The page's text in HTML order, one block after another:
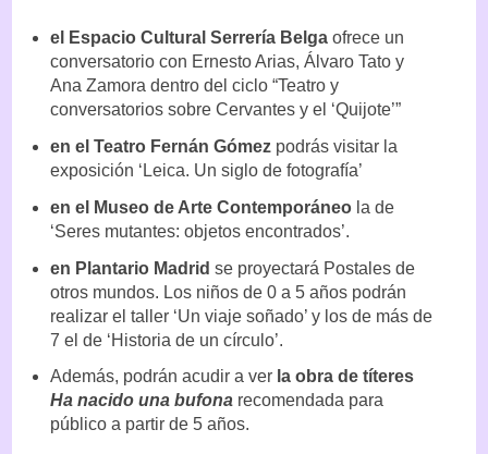
el Espacio Cultural Serrería Belga ofrece un
conversatorio con Ernesto Arias, Álvaro Tato y
Ana Zamora dentro del ciclo “Teatro y
conversatorios sobre Cervantes y el ‘Quijote’”
en el Teatro Fernán Gómez podrás visitar la
exposición ‘Leica. Un siglo de fotografía’
en el Museo de Arte Contemporáneo la de
‘Seres mutantes: objetos encontrados’.
en Plantario Madrid se proyectará Postales de
otros mundos. Los niños de 0 a 5 años podrán
realizar el taller ‘Un viaje soñado’ y los de más de
7 el de ‘Historia de un círculo’.
Además, podrán acudir a verla obra de títeres
Ha nacido una bufonarecomendada para
público a partir de 5 años.